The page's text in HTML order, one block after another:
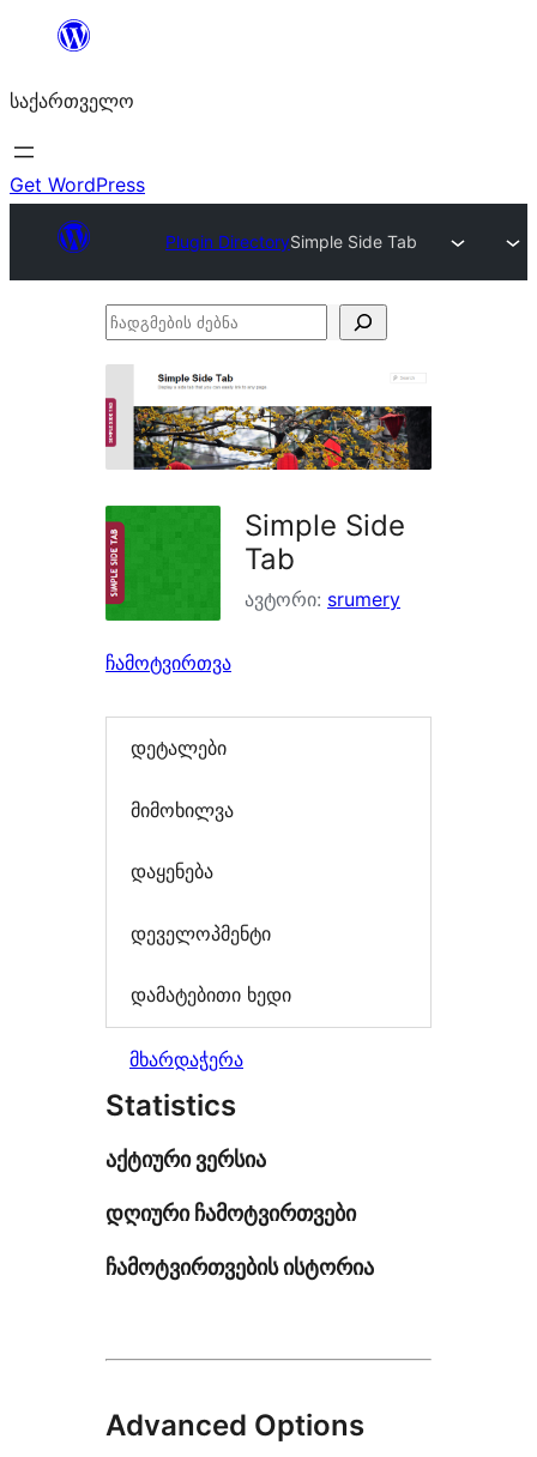
შიგთავსზე
საქართველო
Get WordPress
Plugin DirectorySimple Side Tab
ჩადგმების
Simple Side
Tab
ავტორი: srumery
ჩამოტვირთვა
დეტალები
მიმოხილვა
დაყენება
დეველოპმენტი
დამატებითი ხედი
მხარდაჭერა
Statistics
აქტიური ვერსია
დღიური ჩამოტვირთვები
ჩამოტვირთვების ისტორია
Advanced Options